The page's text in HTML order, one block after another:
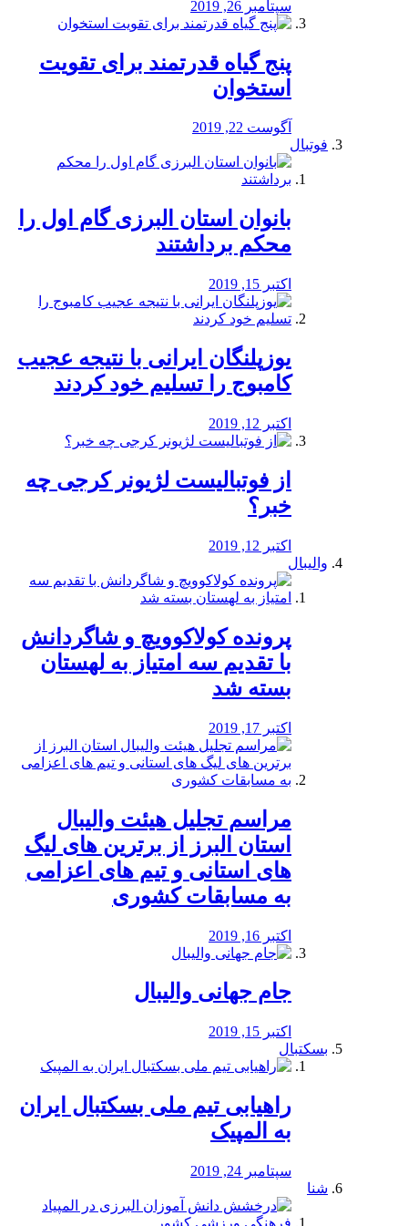
سپتامبر 26, 2019
پنج گیاه قدرتمند برای تقویت
استخوان
آگوست 22, 2019
فوتبال
بانوان استان البرزی گام اول را
محكم برداشتند
اکتبر 15, 2019
یوزپلنگان ایرانی با نتیجه عجیب
کامبوج را تسلیم خود کردند
اکتبر 12, 2019
از فوتبالیست لژیونر کرجی چه
خبر؟
اکتبر 12, 2019
والیبال
پرونده کولاکوویچ و شاگردانش
با تقدیم سه امتیاز به لهستان
بسته شد
اکتبر 17, 2019
مراسم تجلیل هیئت والیبال
استان البرز از برترین های لیگ
های استانی و تیم های اعزامی
به مسابقات کشوری
اکتبر 16, 2019
جام جهانی والیبال
اکتبر 15, 2019
بسکتبال
راهیابی تیم ملی بسکتبال ایران
به المپیک
سپتامبر 24, 2019
شنا